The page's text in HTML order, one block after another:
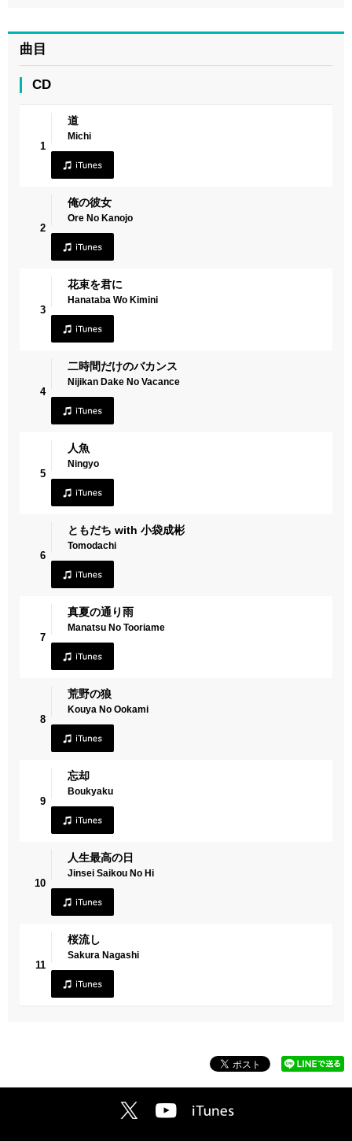
曲目
CD
1
道
Michi
2
俺の彼女
Ore No Kanojo
3
花束を君に
Hanataba Wo Kimini
4
二時間だけのバカンス
Nijikan Dake No Vacance
5
人魚
Ningyo
6
ともだち with 小袋成彬
Tomodachi
7
真夏の通り雨
Manatsu No Tooriame
8
荒野の狼
Kouya No Ookami
9
忘却
Boukyaku
10
人生最高の日
Jinsei Saikou No Hi
11
桜流し
Sakura Nagashi